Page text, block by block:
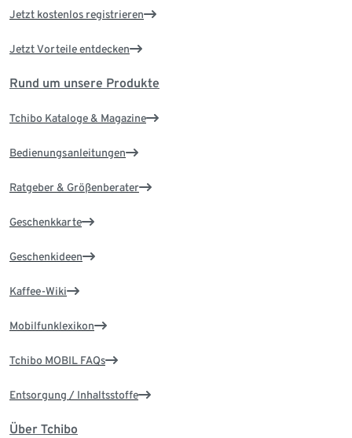
Jetzt kostenlos registrieren
Jetzt Vorteile entdecken
Rund um unsere Produkte
Tchibo Kataloge & Magazine
Bedienungsanleitungen
Ratgeber & Größenberater
Geschenkkarte
Geschenkideen
Kaffee-Wiki
Mobilfunklexikon
Tchibo MOBIL FAQs
Entsorgung / Inhaltsstoffe
Über Tchibo